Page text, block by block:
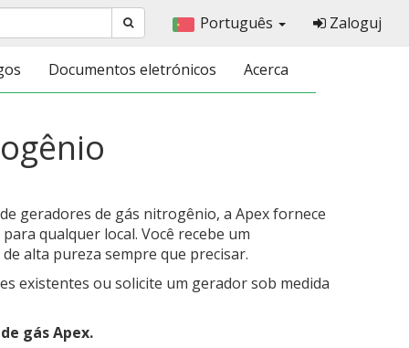
Português Zaloguj
Documentos eletrónicos Acerca
geradores de gás nitrogênio, a Apex fornece
qualquer local. Você recebe um
alta pureza sempre que precisar.
existentes ou solicite um gerador sob medida
gás Apex.